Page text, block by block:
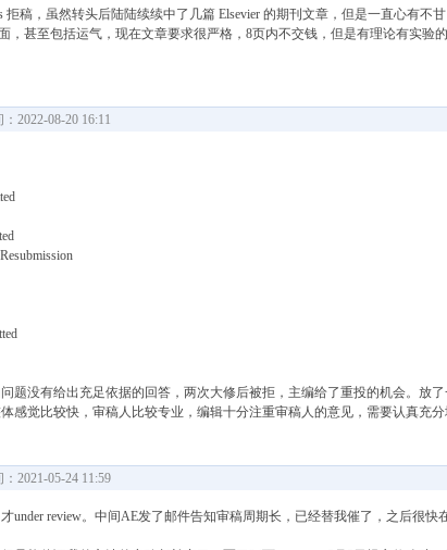
拒稿，虽然转头后陆陆续续中了几篇 Elsevier 的期刊文章，但是一直心有不
，甚至包括运气，现在文章要求很严格，8页内不交钱，但是有理论有实验
2022-08-20 16:11
题没有给出充足依据的回答，两次大修后被拒，主编给了重投的机会。放
感觉比较快，审稿人比较专业，编辑十分注重审稿人的意见，需要认真充分
2021-05-24 11:59
under review。中间AE发了邮件告知审稿周期长，已经替我催了，之后很快